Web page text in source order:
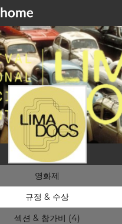
영화제
규정 & 수상
섹션 & 참가비 (4)